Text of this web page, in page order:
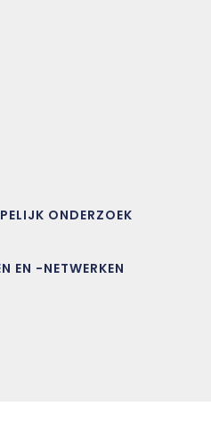
ONDERZOEK
EN -NETWERKEN